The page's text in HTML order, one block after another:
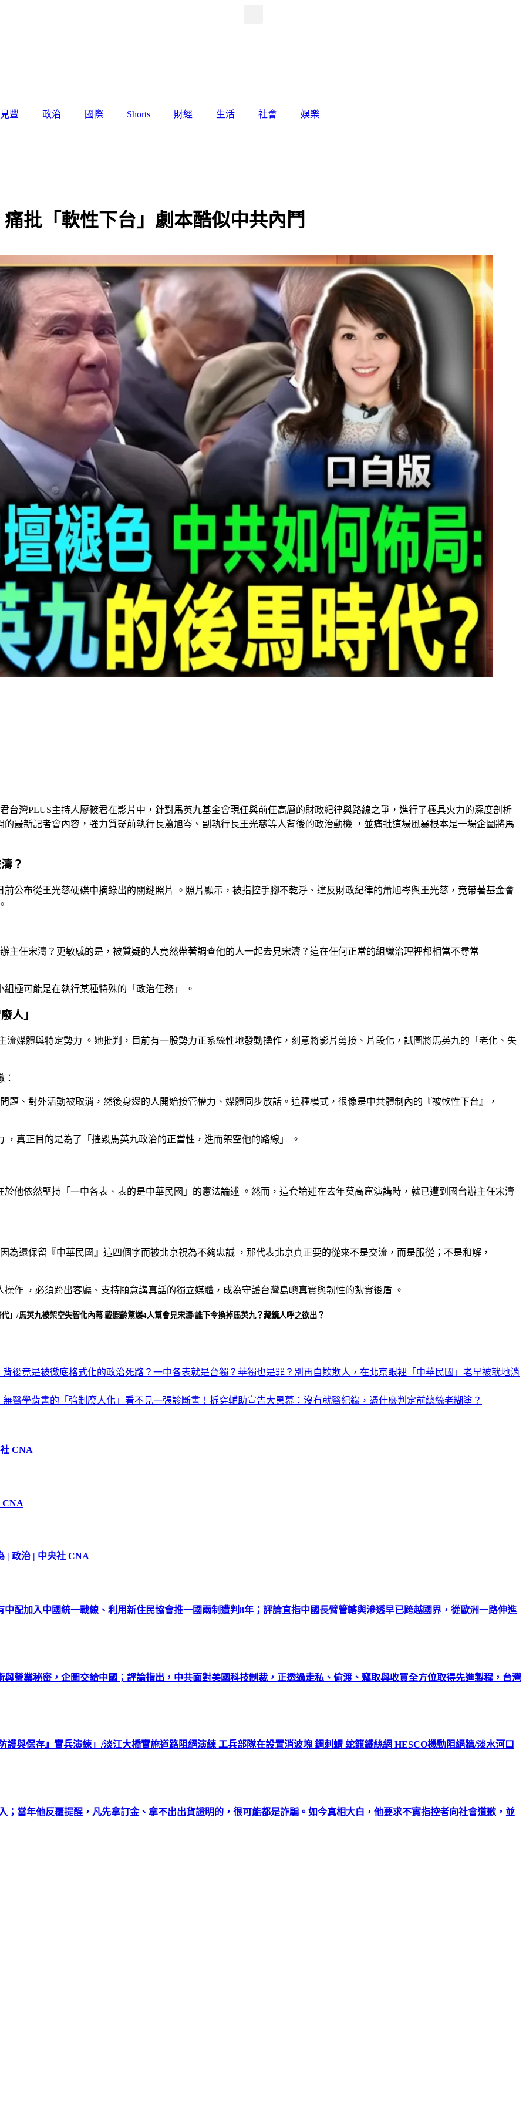
豐 政治 國際 Shorts 財經 生活 社會 娛樂
批「軟性下台」劇本酷似中共內鬥
台灣PLUS主持人廖筱君在影片中，針對馬英九基金會現任與前任高層的財政紀律與路線之爭，進行了極具火力的深度剖析
最新記者會內容，強力質疑前執行長蕭旭岑、副執行長王光慈等人背後的政治動機
，並痛批這場風暴根本是一場企圖將馬
？
公布從王光慈硬碟中摘錄出的關鍵照片
。照片顯示，被指控手腳不乾淨、違反財政紀律的蕭旭岑與王光慈，竟帶著基金會
。
主任宋濤？更敏感的是，被質疑的人竟然帶著調查他的人一起去見宋濤？這在任何正常的組織治理裡都相當不尋常
極可能是在執行某種特殊的「政治任務」 。
人」
流媒體與特定勢力 。她批判，目前有一股勢力正系統性地發動操作，刻意將影片剪接、片段化，試圖將馬英九的「老化、失
題、對外活動被取消，然後身邊的人開始接管權力、媒體同步放話。這種模式，很像是中共體制內的『被軟性下台』，
，真正目的是為了「摧毀馬英九政治的正當性，進而架空他的路線」 。
他依然堅持「一中各表、表的是中華民國」的憲法論述 。然而，這套論述在去年莫高窟演講時，就已遭到國台辦主任宋濤
為還保留『中華民國』這四個字而被北京視為不夠忠誠 ，那代表北京真正要的從來不是交流，而是服從；不是和解，
操作 ，必須跨出客廳、支持願意講真話的獨立媒體，成為守護台灣島嶼真實與韌性的紮實後盾 。
」/馬英九被架空失智化內幕 戴遐齡驚爆4人幫會見宋濤/誰下令換掉馬英九？藏鏡人呼之欲出？
後竟是被徹底格式化的政治死路？一中各表就是台獨？華獨也是罪？別再自欺欺人，在北京眼裡「中華民國」老早被就地消
醫學背書的「強制廢人化」看不見一張診斷書！拆穿輔助宣告大黑幕：沒有就醫紀錄，憑什麼判定前總統老糊塗？
CNA
CNA
| 政治 | 中央社 CNA
配加入中國統一戰線、利用新住民協會推一國兩制遭判8年；評論直指中國長臂管轄與滲透早已跨越國界，從歐洲一路伸進
營業秘密，企圖交給中國；評論指出，中共面對美國科技制裁，正透過走私、偷渡、竊取與收買全方位取得先進製程，台灣
與保存』實兵演練」/淡江大橋實施道路阻絕演練 工兵部隊在設置消波塊 鋼刺蝟 蛇籠鐵絲網 HESCO機動阻絕牆/淡水河口
；當年他反覆提醒，凡先拿訂金、拿不出出貨證明的，很可能都是詐騙。如今真相大白，他要求不實指控者向社會道歉，並